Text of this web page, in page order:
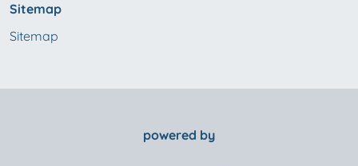
Sitemap
Sitemap
powered by